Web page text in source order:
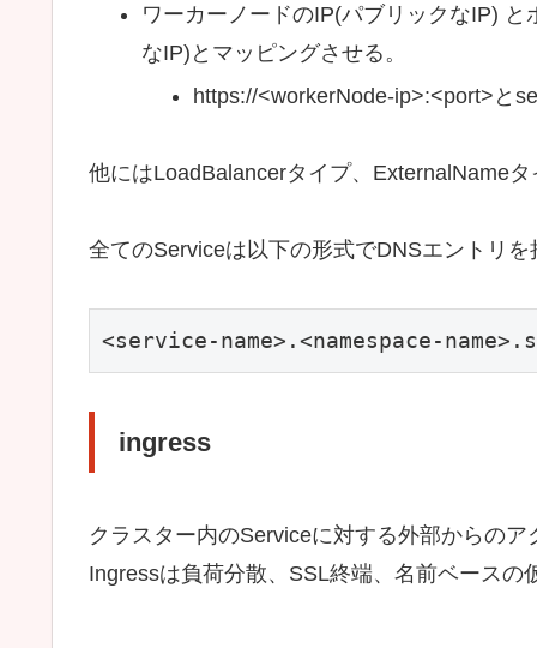
ワーカーノードのIP(パブリックなIP)
なIP)とマッピングさせる。
https://<workerNode-ip>:<port>と
他にはLoadBalancerタイプ、ExternalNameタ
全てのServiceは以下の形式でDNSエントリを
<service-name>.<namespace-
ingress
クラスター内のServiceに対する外部からの
Ingressは負荷分散、SSL終端、名前ベースの